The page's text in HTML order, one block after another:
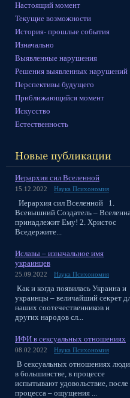
Настоящий момент
Текущие возможности
История- прошлые события
Изначально
Выявленные нарушения
Решения выявленных нарушений
Перспективы будущего
Приближающийся момент
Искусство
Естественность
Иерархия сил Вселенной
15.12.2022 Наука Психономия
Иерархия сил Вселенной 1.
Всевышний Создатель –
принадлежит Ему! 2. Христос
Вседержите...
Иславы – изначальное имя
украинцев
25.09.2022 Наука Психономия
Как и когда появилась Украина и
украинцы – величайший секрет
наших соотечественников и
других народов сл...
ИФИ в сексуальных отношениях
08.02.2022 Наука Психономия
В сексуальных отношениях
в большинстве, в процессе
испытывают удовольствие, после
процесса – ощущения ...